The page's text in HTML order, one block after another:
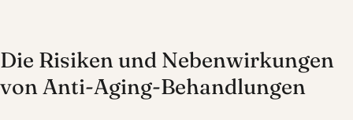
Die Risiken und Nebenwirkungen
von Anti-Aging-Behandlungen